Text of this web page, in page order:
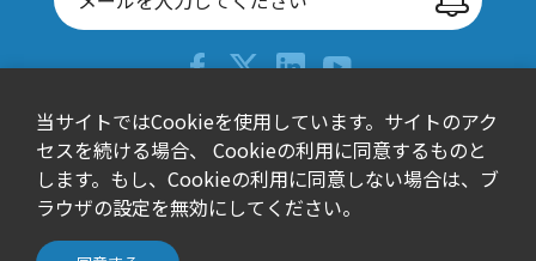
+886-2-26557588
sales@ibase.com.tw
Bldg. F, 15F-1, No. 3, Yuanqu Street, Nangang Dist., Taipei
© IBASE Technology Inc. All Rights Reserved.
当サイトではCookieを使用しています。サイトのアク
セスを続ける場合、 Cookieの利用に同意するものと
します。もし、Cookieの利用に同意しない場合は、ブ
ラウザの設定を無効にしてください。